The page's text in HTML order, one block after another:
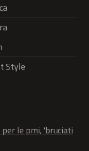
Style
le pmi, 'bruciati